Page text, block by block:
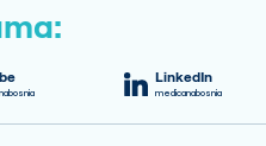
LinkedIn
medicanabosnia